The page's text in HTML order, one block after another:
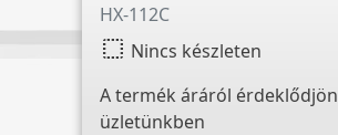
HX-112C
select Nincs készleten
A termék áráról érdeklődjön
üzletünkben